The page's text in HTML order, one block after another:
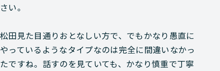
さい。
松田 見た目通りおとなしい方で、でもかなり愚直に
やっているようなタイプなのは完全に間違いなかっ
たですね。話すのを見ていても、かなり慎重で丁寧